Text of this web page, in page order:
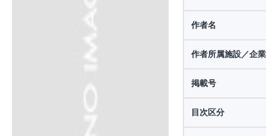
作者名
作者所属施設／企業
掲載号
目次区分